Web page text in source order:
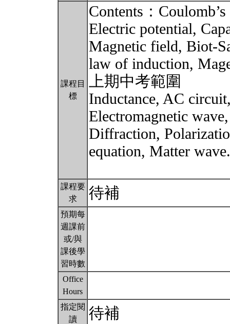
課程目
標
Contents：
Electric potential,
Magnetic field, Biot-
law of induction,
上期中考範圍
Inductance, AC
Electromagnetic
Diffraction,
equation, Matter
課程要
求
待補
預期每
週課前
或/與
課後學
習時數
Office
Hours
指定閱
讀
待補